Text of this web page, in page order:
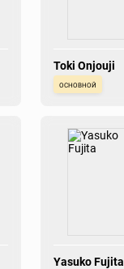
Toki Onjouji
основной
Yasuko Fujita